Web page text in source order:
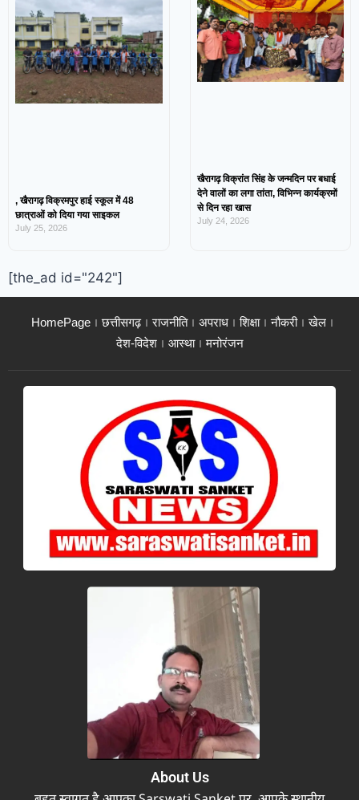
, खैरागढ़ विक्रमपुर हाई स्कूल में 48
छात्राओं को दिया गया साइकल
July 25, 2026
खैरागढ़ विक्रांत सिंह के जन्मदिन पर बधाई
देने वालों का लगा तांता, विभिन्न कार्यक्रमों
से दिन रहा खास
July 24, 2026
[the_ad id="242"]
HomePage छत्तीसगढ़ राजनीति अपराध शिक्षा नौकरी
खेल
देश-विदेश
आस्था मनोरंजन
About Us